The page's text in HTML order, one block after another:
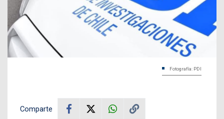
Fotografía: PDI
Comparte